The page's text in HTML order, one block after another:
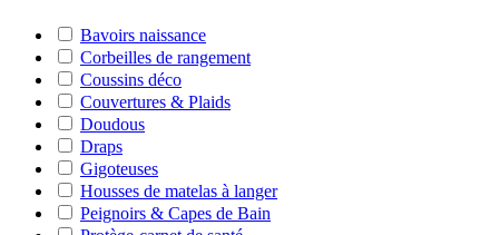
Bavoirs naissance
Corbeilles de rangement
Coussins déco
Couvertures & Plaids
Doudous
Draps
Gigoteuses
Housses de matelas à langer
Peignoirs & Capes de Bain